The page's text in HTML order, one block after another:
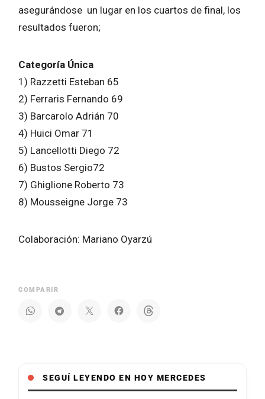
asegurándose un lugar en los cuartos de final, los
resultados fueron;
Categoría Única
1) Razzetti Esteban 65
2) Ferraris Fernando 69
3) Barcarolo Adrián 70
4) Huici Omar 71
5) Lancellotti Diego 72
6) Bustos Sergio72
7) Ghiglione Roberto 73
8) Mousseigne Jorge 73
Colaboración: Mariano Oyarzú
COMPARIR
SEGUÍ LEYENDO EN HOY MERCEDES